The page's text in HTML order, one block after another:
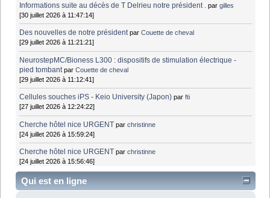
Informations suite au décès de T Delrieu notre président . pargilles
[30 juillet 2026 à 11:47:14]
Des nouvelles de notre président parCouette de cheval
[29 juillet 2026 à 11:21:21]
NeurostepMC/Bioness L300 : dispositifs de stimulation électrique -
pied tombant parCouette de cheval
[29 juillet 2026 à 11:12:41]
Cellules souches iPS - Keio University (Japon) parfti
[27 juillet 2026 à 12:24:22]
Cherche hôtel nice URGENT parchristinne
[24 juillet 2026 à 15:59:24]
Cherche hôtel nice URGENT parchristinne
[24 juillet 2026 à 15:56:46]
Qui est en ligne